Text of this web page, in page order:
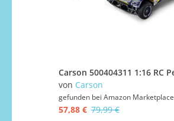
von Carson
gefunden bei Amazon Marketplace
57,88 € 79,99 €